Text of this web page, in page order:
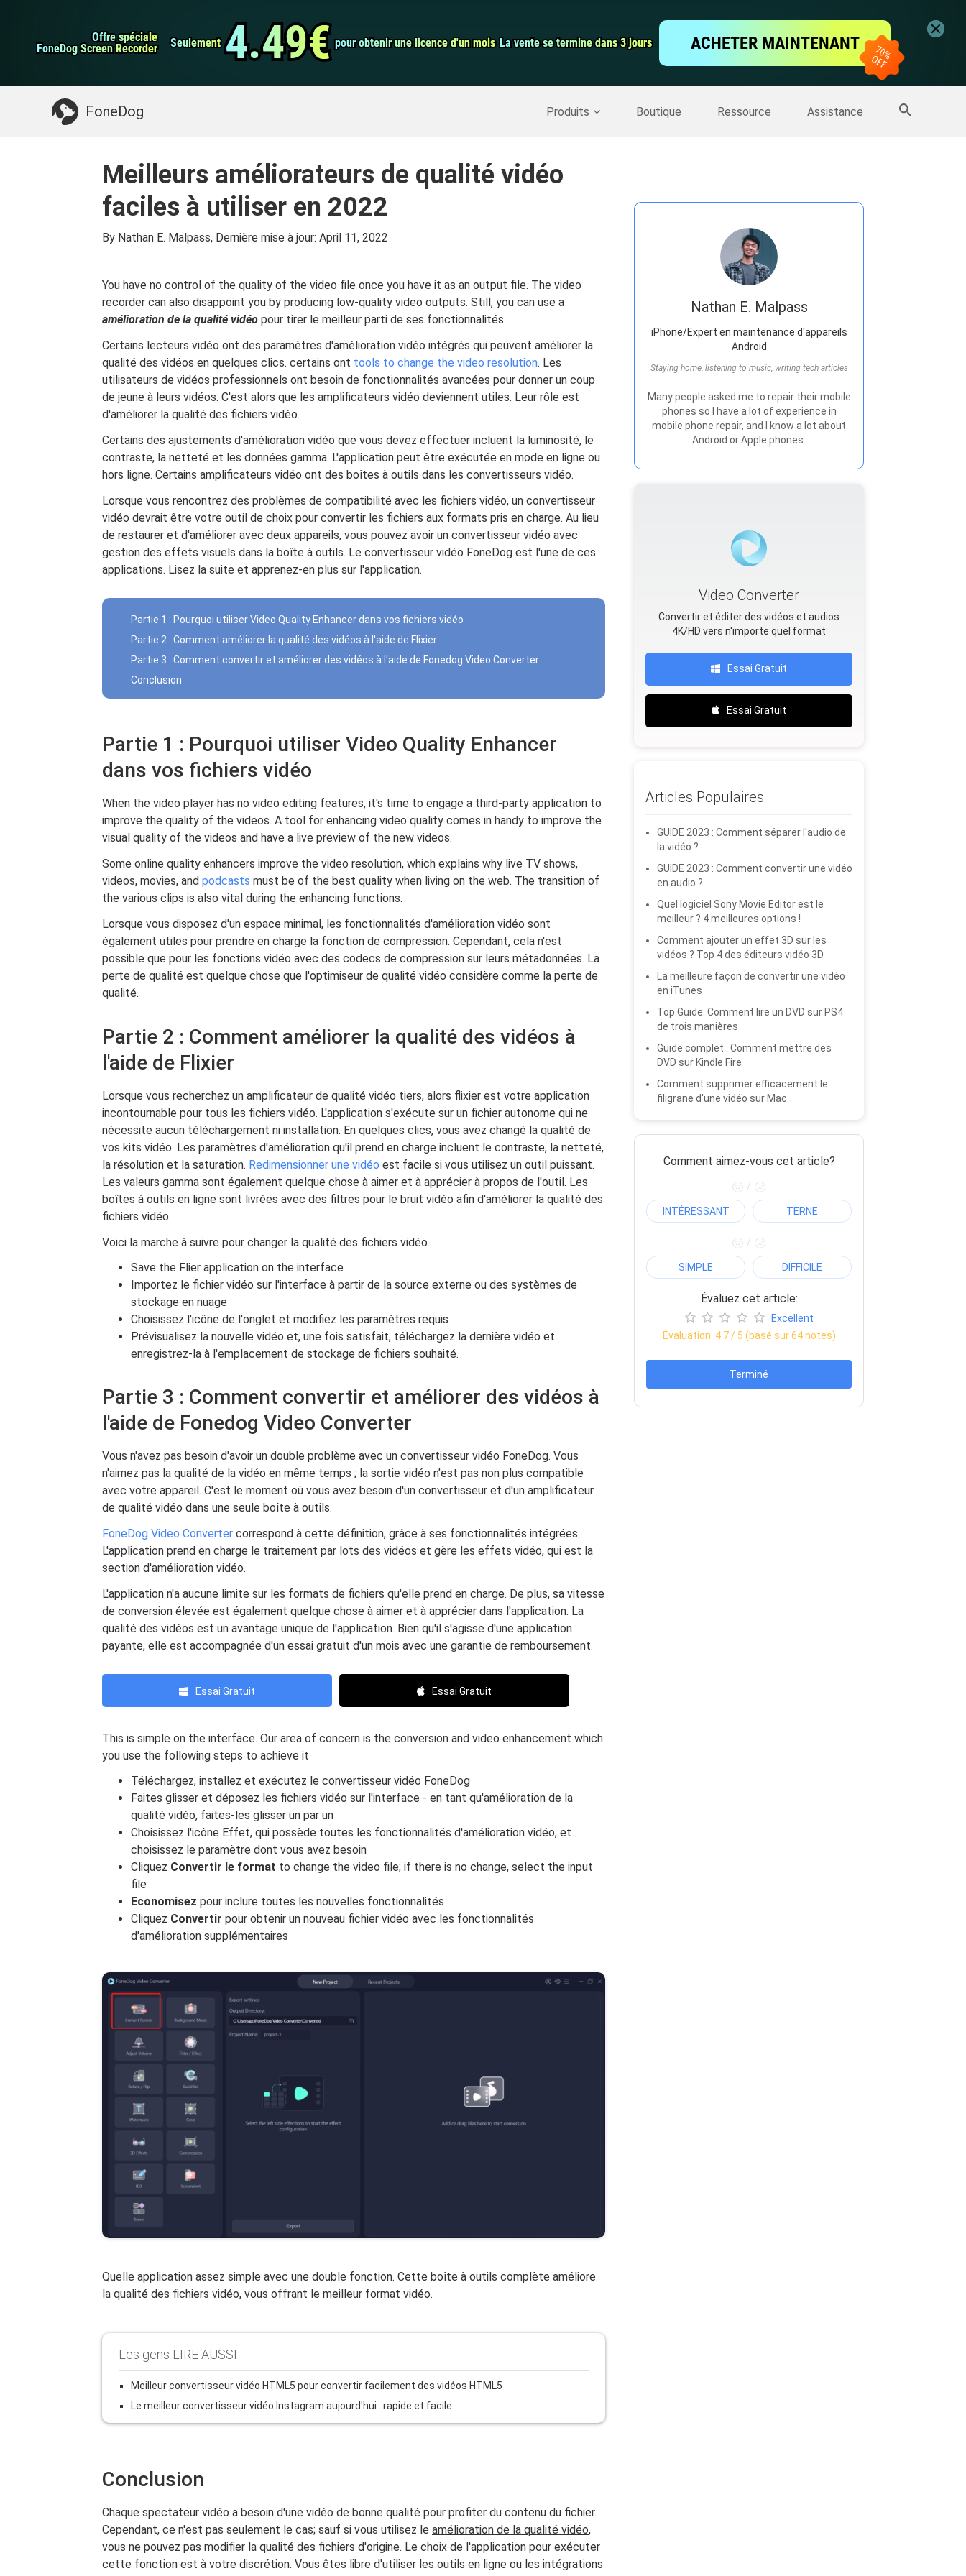
Offre spéciale
Offre spéciale
FoneDog Screen Recorder
FoneDog Screen Recorder Seulement
Seulement 4.49€
4.49€ pour obtenir une licence d'un mois
pour obtenir une licence d'un mois La vente se termine dans 3 jours
La vente se termine dans 3 jours ACHETER MAINTENANT
FoneDog Produits Boutique Ressource Assistance
Nettoyeur d'iPhone
données Android
Enregistreur d'écran
Quelque chose dont vous pourriez avoir besoin: Récupérer les données supprimées Sauvegarde IPhone>>Plus de produits
Meilleurs améliorateurs de qualité vidéo
faciles à utiliser en 2022
By Nathan E. Malpass, Dernière mise à jour: April 11, 2022
You have no control of the quality of the video file once you have it as an output file. The video
recorder can also disappoint you by producing low-quality video outputs. Still, you can use a
amélioration de la qualité vidéo pour tirer le meilleur parti de ses fonctionnalités.
Certains lecteurs vidéo ont des paramètres d'amélioration vidéo intégrés qui peuvent améliorer la
qualité des vidéos en quelques clics. certains ont tools to change the video resolution. Les
utilisateurs de vidéos professionnels ont besoin de fonctionnalités avancées pour donner un coup
de jeune à leurs vidéos. C'est alors que les amplificateurs vidéo deviennent utiles. Leur rôle est
d'améliorer la qualité des fichiers vidéo.
Certains des ajustements d'amélioration vidéo que vous devez effectuer incluent la luminosité, le
contraste, la netteté et les données gamma. L'application peut être exécutée en mode en ligne ou
hors ligne. Certains amplificateurs vidéo ont des boîtes à outils dans les convertisseurs vidéo.
Lorsque vous rencontrez des problèmes de compatibilité avec les fichiers vidéo, un convertisseur
vidéo devrait être votre outil de choix pour convertir les fichiers aux formats pris en charge. Au lieu
de restaurer et d'améliorer avec deux appareils, vous pouvez avoir un convertisseur vidéo avec
gestion des effets visuels dans la boîte à outils. Le convertisseur vidéo FoneDog est l'une de ces
applications. Lisez la suite et apprenez-en plus sur l'application.
Partie 1 : Pourquoi utiliser Video Quality Enhancer dans vos fichiers vidéo
Partie 2 : Comment améliorer la qualité des vidéos à l'aide de Flixier
Partie 3 : Comment convertir et améliorer des vidéos à l'aide de Fonedog Video Converter
Conclusion
Partie 1 : Pourquoi utiliser Video Quality Enhancer
dans vos fichiers vidéo
When the video player has no video editing features, it's time to engage a third-party application to
improve the quality of the videos. A tool for enhancing video quality comes in handy to improve the
visual quality of the videos and have a live preview of the new videos.
Some online quality enhancers improve the video resolution, which explains why live TV shows,
videos, movies, and podcasts must be of the best quality when living on the web. The transition of
the various clips is also vital during the enhancing functions.
Lorsque vous disposez d'un espace minimal, les fonctionnalités d'amélioration vidéo sont
également utiles pour prendre en charge la fonction de compression. Cependant, cela n'est
possible que pour les fonctions vidéo avec des codecs de compression sur leurs métadonnées. La
perte de qualité est quelque chose que l'optimiseur de qualité vidéo considère comme la perte de
qualité.
Partie 2 : Comment améliorer la qualité des vidéos à
l'aide de Flixier
Lorsque vous recherchez un amplificateur de qualité vidéo tiers, alors flixier est votre application
incontournable pour tous les fichiers vidéo. L'application s'exécute sur un fichier autonome qui ne
nécessite aucun téléchargement ni installation. En quelques clics, vous avez changé la qualité de
vos kits vidéo. Les paramètres d'amélioration qu'il prend en charge incluent le contraste, la netteté,
la résolution et la saturation. Redimensionner une vidéo est facile si vous utilisez un outil puissant.
Les valeurs gamma sont également quelque chose à aimer et à apprécier à propos de l'outil. Les
boîtes à outils en ligne sont livrées avec des filtres pour le bruit vidéo afin d'améliorer la qualité des
fichiers vidéo.
Voici la marche à suivre pour changer la qualité des fichiers vidéo
Save the Flier application on the interface
Importez le fichier vidéo sur l'interface à partir de la source externe ou des systèmes de
stockage en nuage
Choisissez l'icône de l'onglet et modifiez les paramètres requis
Prévisualisez la nouvelle vidéo et, une fois satisfait, téléchargez la dernière vidéo et
enregistrez-la à l'emplacement de stockage de fichiers souhaité.
Partie 3 : Comment convertir et améliorer des vidéos à
l'aide de Fonedog Video Converter
Vous n'avez pas besoin d'avoir un double problème avec un convertisseur vidéo FoneDog. Vous
n'aimez pas la qualité de la vidéo en même temps ; la sortie vidéo n'est pas non plus compatible
avec votre appareil. C'est le moment où vous avez besoin d'un convertisseur et d'un amplificateur
de qualité vidéo dans une seule boîte à outils.
FoneDog Video Converter correspond à cette définition, grâce à ses fonctionnalités intégrées.
L'application prend en charge le traitement par lots des vidéos et gère les effets vidéo, qui est la
section d'amélioration vidéo.
L'application n'a aucune limite sur les formats de fichiers qu'elle prend en charge. De plus, sa vitesse
de conversion élevée est également quelque chose à aimer et à apprécier dans l'application. La
qualité des vidéos est un avantage unique de l'application. Bien qu'il s'agisse d'une application
payante, elle est accompagnée d'un essai gratuit d'un mois avec une garantie de remboursement.
Essai Gratuit Essai Gratuit
This is simple on the interface. Our area of concern is the conversion and video enhancement which
you use the following steps to achieve it
Téléchargez, installez et exécutez le convertisseur vidéo FoneDog
Faites glisser et déposez les fichiers vidéo sur l'interface - en tant qu'amélioration de la
qualité vidéo, faites-les glisser un par un
Choisissez l'icône Effet, qui possède toutes les fonctionnalités d'amélioration vidéo, et
choisissez le paramètre dont vous avez besoin
Cliquez Convertir le format to change the video file; if there is no change, select the input
file
Economisez pour inclure toutes les nouvelles fonctionnalités
Cliquez Convertir pour obtenir un nouveau fichier vidéo avec les fonctionnalités
d'amélioration supplémentaires
Quelle application assez simple avec une double fonction. Cette boîte à outils complète améliore
la qualité des fichiers vidéo, vous offrant le meilleur format vidéo.
Les gens LIRE AUSSI
Meilleur convertisseur vidéo HTML5 pour convertir facilement des vidéos HTML5
Le meilleur convertisseur vidéo Instagram aujourd'hui : rapide et facile
Conclusion
Chaque spectateur vidéo a besoin d'une vidéo de bonne qualité pour profiter du contenu du fichier.
Cependant, ce n'est pas seulement le cas; sauf si vous utilisez le amélioration de la qualité vidéo,
vous ne pouvez pas modifier la qualité des fichiers d'origine. Le choix de l'application pour exécuter
cette fonction est à votre discrétion. Vous êtes libre d'utiliser les outils en ligne ou les intégrations
Nathan E. Malpass
iPhone/Expert en maintenance d'appareils
Android
Staying home, listening to music, writing tech articles
Many people asked me to repair their mobile
phones so I have a lot of experience in
mobile phone repair, and I know a lot about
Android or Apple phones.
Video Converter
Convertir et éditer des vidéos et audios
4K/HD vers n'importe quel format
Essai Gratuit
Essai Gratuit
Articles Populaires
GUIDE 2023 : Comment séparer l'audio de
la vidéo ?
GUIDE 2023 : Comment convertir une vidéo
en audio ?
Quel logiciel Sony Movie Editor est le
meilleur ? 4 meilleures options !
Comment ajouter un effet 3D sur les
vidéos ? Top 4 des éditeurs vidéo 3D
La meilleure façon de convertir une vidéo
en iTunes
Top Guide: Comment lire un DVD sur PS4
de trois manières
Guide complet : Comment mettre des
DVD sur Kindle Fire
Comment supprimer efficacement le
filigrane d'une vidéo sur Mac
Comment aimez-vous cet article?
/
INTÉRESSANT TERNE
/
SIMPLE DIFFICILE
Évaluez cet article:
Excellent
Évaluation: 4.7/ 5 (basé sur64notes)
Terminé